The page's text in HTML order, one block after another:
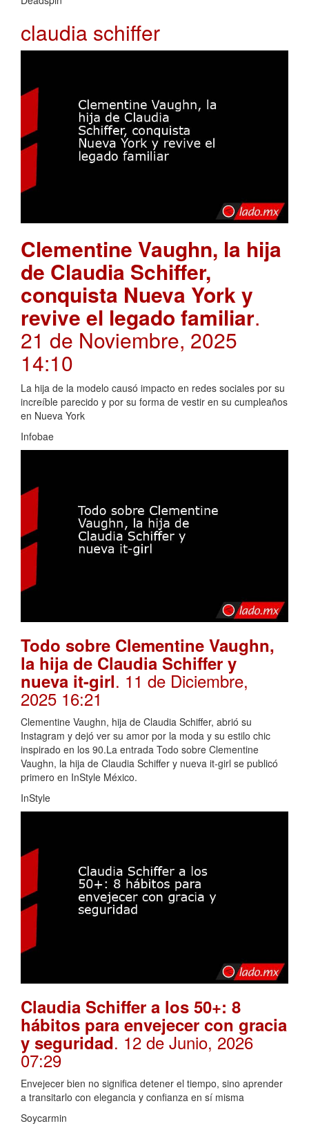
claudia schiffer
Clementine Vaughn, la hija
de Claudia Schiffer,
conquista Nueva York y
revive el legado familiar.
21 de Noviembre, 2025
14:10
La hija de la modelo causó impacto en redes sociales por su
increíble parecido y por su forma de vestir en su cumpleaños
en Nueva York
Infobae
Todo sobre Clementine Vaughn,
la hija de Claudia Schiffer y
nueva it-girl. 11 de Diciembre,
2025 16:21
Clementine Vaughn, hija de Claudia Schiffer, abrió su
Instagram y dejó ver su amor por la moda y su estilo chic
inspirado en los 90.La entrada Todo sobre Clementine
Vaughn, la hija de Claudia Schiffer y nueva it-girl se publicó
primero en InStyle México.
InStyle
Claudia Schiffer a los 50+: 8
hábitos para envejecer con gracia
y seguridad. 12 de Junio, 2026
07:29
Envejecer bien no significa detener el tiempo, sino aprender
a transitarlo con elegancia y confianza en sí misma
Soycarmin